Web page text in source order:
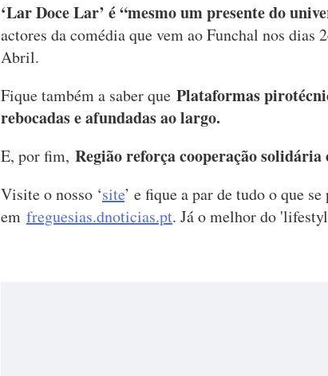
‘Lar Doce Lar’ é “mesmo um presente do
actores da comédia que vem ao Funchal nos dias
Abril.
Fique também a saber que Plataformas
rebocadas e afundadas ao largo.
E, por fim, Região reforça cooperação solidária
Visite o nosso ‘site’ e fique a par de tudo o que
em freguesias.dnoticias.pt. Já o melhor do